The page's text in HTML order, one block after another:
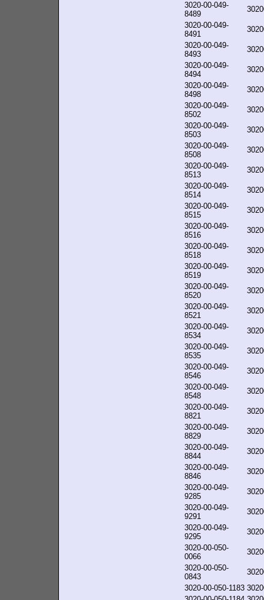
3020-00-049-
8489
3020-00-049-
8491
3020-00-049-
8493
3020-00-049-
8494
3020-00-049-
8498
3020-00-049-
8502
3020-00-049-
8503
3020-00-049-
8508
3020-00-049-
8513
3020-00-049-
8514
3020-00-049-
8515
3020-00-049-
8516
3020-00-049-
8518
3020-00-049-
8519
3020-00-049-
8520
3020-00-049-
8521
3020-00-049-
8534
3020-00-049-
8535
3020-00-049-
8546
3020-00-049-
8548
3020-00-049-
8821
3020-00-049-
8829
3020-00-049-
8844
3020-00-049-
8846
3020-00-049-
9285
3020-00-049-
9291
3020-00-049-
9295
3020-00-050-
0066
3020-00-050-
0843
3020-00-050-1183